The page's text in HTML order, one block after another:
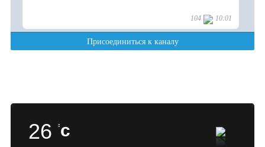
26 c